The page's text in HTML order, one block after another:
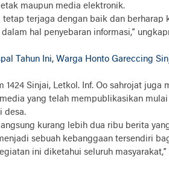
maupun media elektronik.
tetap terjaga dengan baik dan berharap
hal penyebaran informasi,”
Tahun Ini, Warga Honto Gareccing
1424 Sinjai, Letkol. Inf. Oo sahrojat juga
yang telah mempublikasikan
desa.
kurang lebih dua ribu berita
sebuah kebanggaan tersendiri
ini diketahui seluruh